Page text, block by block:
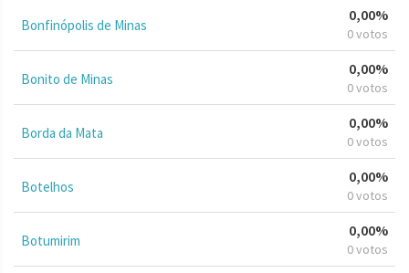
Bonfinópolis de Minas
0,00%
0 votos
Bonito de Minas
0,00%
0 votos
Borda da Mata
0,00%
0 votos
Botelhos
0,00%
0 votos
Botumirim
0,00%
0 votos